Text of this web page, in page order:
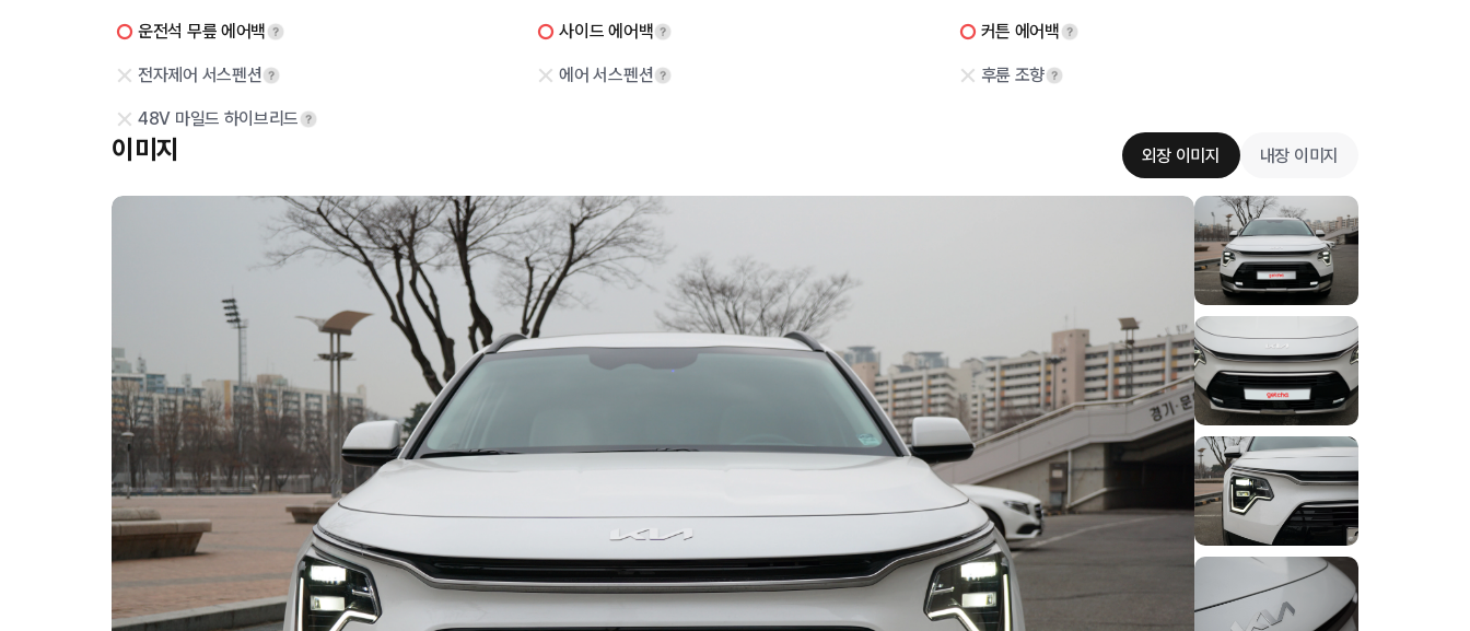
운전석 무릎 에어백 사이드 에어백 커튼 에어백
전자제어 서스펜션 에어 서스펜션 후륜 조향
48V 마일드 하이브리드
이미지 외장 이미지 내장 이미지